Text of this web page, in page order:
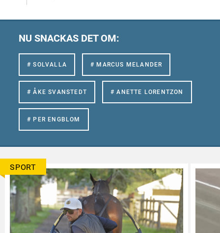
NU SNACKAS DET OM:
# SOLVALLA # MARCUS MELANDER
# ÅKE SVANSTEDT # ANETTE LORENTZON
# PER ENGBLOM
SPORT